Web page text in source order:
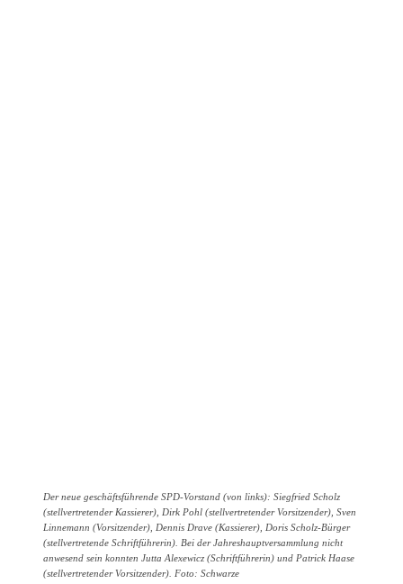
Der neue geschäftsführende SPD-Vorstand (von links): Siegfried Scholz
(stellvertretender Kassierer), Dirk Pohl (stellvertretender Vorsitzender), Sven
Linnemann (Vorsitzender), Dennis Drave (Kassierer), Doris Scholz-Bürger
(stellvertretende Schriftführerin). Bei der Jahreshauptversammlung nicht
anwesend sein konnten Jutta Alexewicz (Schriftführerin) und Patrick Haase
(stellvertretender Vorsitzender). Foto: Schwarze